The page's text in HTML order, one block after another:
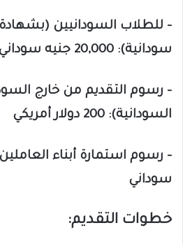
– للطلاب السودانيين
سودانية): 20,000 جنيه سوداني
– رسوم التقديم من خارج
السودانية): 200 دولار أمريكي
سوداني
خطوات التقديم: